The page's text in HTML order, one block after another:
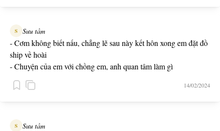
S Sưu tầm
- Cơm không biết nấu, chẳng lẽ sau này kết hôn xong em đặt đồ
ship về hoài
- Chuyện của em với chồng em, anh quan tâm làm gì
14/02/2024
S Sưu tầm